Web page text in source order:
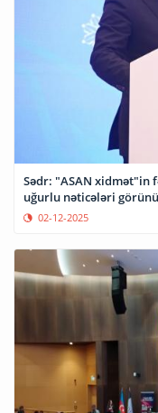
Sədr: "ASAN
uğurlu nəticələri
02-12-2025